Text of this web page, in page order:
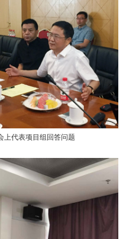
上代表项目组回答问题